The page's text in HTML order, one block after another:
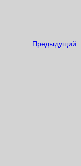
Предыдущий